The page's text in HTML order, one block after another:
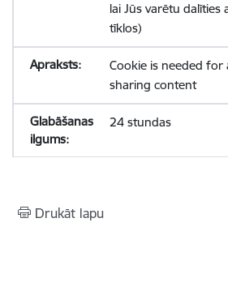
lai Jūs varētu dalīties
tīklos)
Cookie is needed for
sharing content
24 stundas
Drukāt lapu